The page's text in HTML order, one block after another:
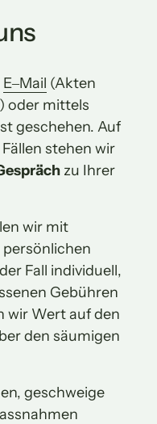
E‒Mail (Akten
oder mittels
geschehen. Auf
stehen wir
zu Ihrer
wir mit
Fall individuell,
Gebühren
den säumigen
geschweige